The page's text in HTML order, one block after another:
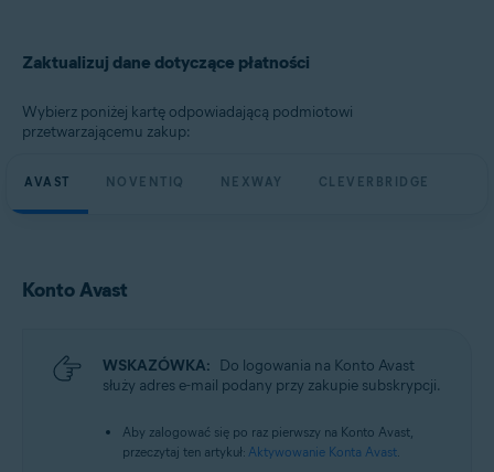
Zaktualizuj dane dotyczące płatności
Wybierz poniżej kartę odpowiadającą podmiotowi
przetwarzającemu zakup:
AVAST NOVENTIQ NEXWAY CLEVERBRIDGE
Konto Avast
WSKAZÓWKA: Do logowania na Konto Avast
służy adres e-mail podany przy zakupie subskrypcji.
Aby zalogować się po raz pierwszy na Konto Avast,
przeczytaj ten artykuł: Aktywowanie Konta Avast.